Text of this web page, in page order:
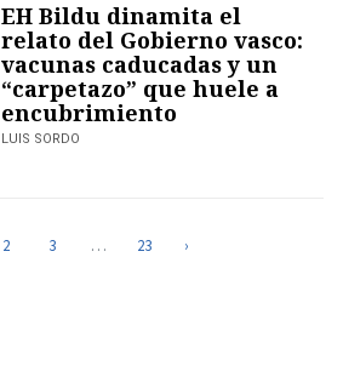
EH Bildu dinamita el
relato del Gobierno vasco:
vacunas caducadas y un
“carpetazo” que huele a
encubrimiento
LUIS SORDO
2 3 … 23 ›